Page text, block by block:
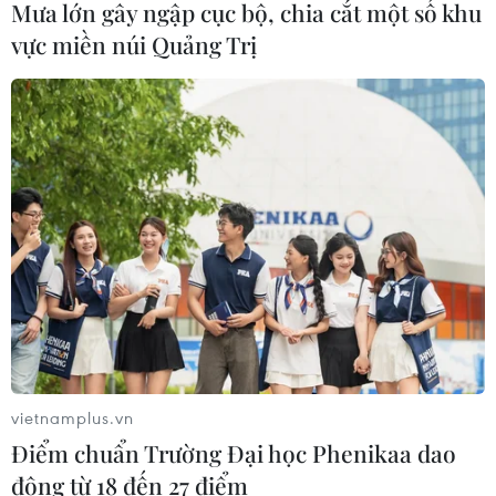
Xem thêm
CƠ QUAN CHỦ QUẢN: THÔNG TẤN XÃ VIỆT NAM
Tổng Biên tập: TRẦN TIẾN DUẨN
Phó Tổng Biên tập: NGUYỄN THỊ TÁM, KHÚC THANH
THỦY
RSS
Hỗ trợ
Ngôn ngữ
Mưa lớn gây ngập cục bộ, chia cắt một số khu
vực miền núi Quảng Trị
vietnamplus.vn
Điểm chuẩn Trường Đại học Phenikaa dao
động từ 18 đến 27 điểm